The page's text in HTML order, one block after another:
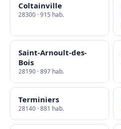
Coltainville
28300 · 915 hab.
Saint-Arnoult-des-
Bois
28190 · 897 hab.
Terminiers
28140 · 881 hab.